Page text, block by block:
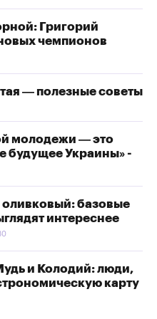
Григорий
чемпионов
— полезные советы
молодежи — это
будущее Украины» -
базовые
интереснее
и Колодий: люди,
карту